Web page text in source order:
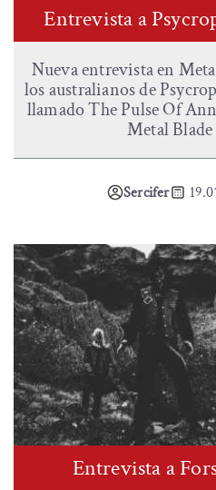
Entrevista a
Nueva entrevista en
los australianos de
llamado The Pulse Of
Metal
Sercifer
Entrevista a